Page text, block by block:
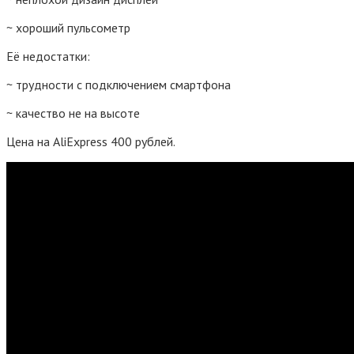
~ хороший пульсометр
Её недостатки:
~ трудности с подключением смартфона
~ качество не на высоте
Цена на AliExpress 400 рублей.